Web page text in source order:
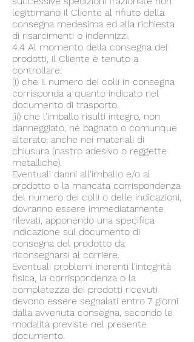
legittimano il Cliente al rifiuto della
consegna medesima ed alla richiesta
di risarcimenti o indennizzi.
4.4 Al momento della consegna dei
prodotti, il Cliente è tenuto a
controllare:
(i) che il numero dei colli in consegna
corrisponda a quanto indicato nel
documento di trasporto.
(ii) che l'imballo risulti integro, non
danneggiato, né bagnato o comunque
alterato, anche nei materiali di
chiusura (nastro adesivo o reggette
metalliche).
Eventuali danni all'imballo e/o al
prodotto o la mancata corrispondenza
del numero dei colli o delle indicazioni,
dovranno essere immediatamente
rilevati, apponendo una specifica
indicazione sul documento di
consegna del prodotto da
riconsegnarsi al corriere.
Eventuali problemi inerenti l'integrità
fisica, la corrispondenza o la
completezza dei prodotti ricevuti
devono essere segnalati entro 7 giorni
dalla avvenuta consegna, secondo le
modalità previste nel presente
documento.